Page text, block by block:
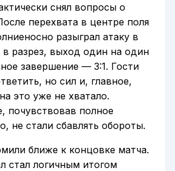
снял вопросы о
перехвата в центре поля
разыграл атаку в
в разрез, выход один на один
завершение — 3:1. Гости
но сил и, главное,
это уже не хватало.
почувствовав полное
не стали сбавлять обороты.
ближе к концовке матча.
стал логичным итогом